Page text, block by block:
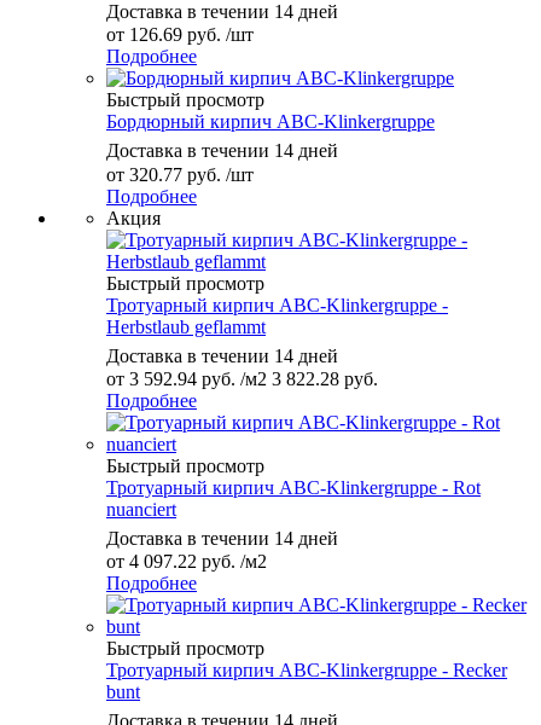
Доставка в течении 14 дней
от 126.69 руб. /шт
Подробнее
Быстрый просмотр
Бордюрный кирпич ABC-Klinkergruppe
Доставка в течении 14 дней
от 320.77 руб. /шт
Подробнее
Акция
Быстрый просмотр
Тротуарный кирпич ABC-Klinkergruppe -
Herbstlaub geflammt
Доставка в течении 14 дней
от 3 592.94 руб. /м2 3 822.28 руб.
Подробнее
Быстрый просмотр
Тротуарный кирпич ABC-Klinkergruppe - Rot
nuanciert
Доставка в течении 14 дней
от 4 097.22 руб. /м2
Подробнее
Быстрый просмотр
Тротуарный кирпич ABC-Klinkergruppe - Recker
bunt